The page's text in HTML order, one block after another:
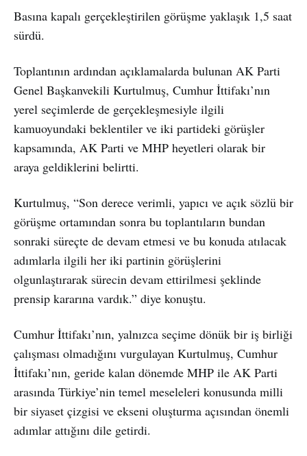
Basına kapalı gerçekleştirilen görüşme yaklaşık 1,5 saat
sürdü.
Toplantının ardından açıklamalarda bulunan AK Parti
Genel Başkanvekili Kurtulmuş, Cumhur İttifakı’nın
yerel seçimlerde de gerçekleşmesiyle ilgili
kamuoyundaki beklentiler ve iki partideki görüşler
kapsamında, AK Parti ve MHP heyetleri olarak bir
araya geldiklerini belirtti.
Kurtulmuş, “Son derece verimli, yapıcı ve açık sözlü bir
görüşme ortamından sonra bu toplantıların bundan
sonraki süreçte de devam etmesi ve bu konuda atılacak
adımlarla ilgili her iki partinin görüşlerini
olgunlaştırarak sürecin devam ettirilmesi şeklinde
prensip kararına vardık.” diye konuştu.
Cumhur İttifakı’nın, yalnızca seçime dönük bir iş birliği
çalışması olmadığını vurgulayan Kurtulmuş, Cumhur
İttifakı’nın, geride kalan dönemde MHP ile AK Parti
arasında Türkiye’nin temel meseleleri konusunda milli
bir siyaset çizgisi ve ekseni oluşturma açısından önemli
adımlar attığını dile getirdi.